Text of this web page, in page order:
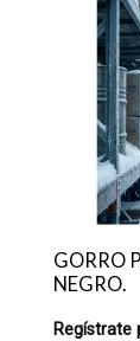
GORRO
NEGRO.
Regístrate